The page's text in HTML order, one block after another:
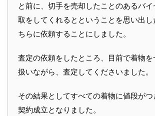
と前に、切手を売却したことのあるバ
取をしてくれるとということを思い出し
ちらに依頼することにしました。
査定の依頼をしたところ、目前で着物を
扱いながら、査定してくださいました。
その結果としてすべての着物に値段が
契約成立となりました。